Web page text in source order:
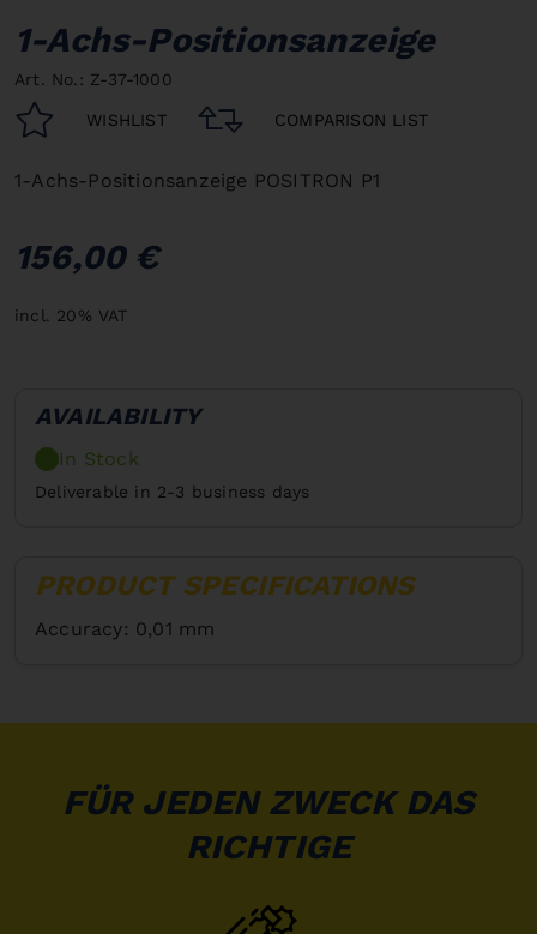
1-Achs-Positionsanzeige
Art. No.: Z-37-1000
WISHLIST COMPARISON LIST
1-Achs-Positionsanzeige POSITRON P1
156,00 €
incl. 20% VAT
AVAILABILITY
In Stock
Deliverable in 2-3 business days
PRODUCT SPECIFICATIONS
Accuracy: 0,01 mm
FÜR JEDEN ZWECK DAS
RICHTIGE